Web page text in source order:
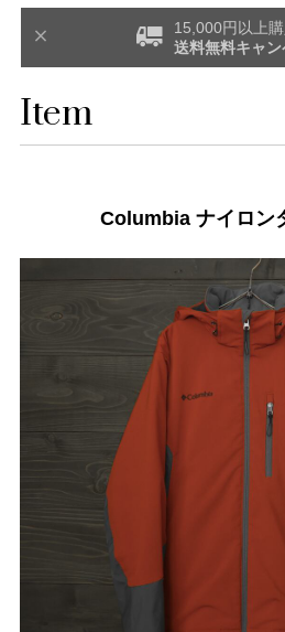
15,000円以上
送料無料キャン
Item
Columbia ナイロン